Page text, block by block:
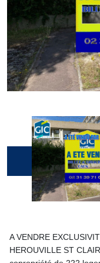
A VENDRE
HEROUVILLE ST